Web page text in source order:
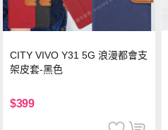
CITY VIVO Y31 5G 浪漫都會支
架皮套-黑色
$399